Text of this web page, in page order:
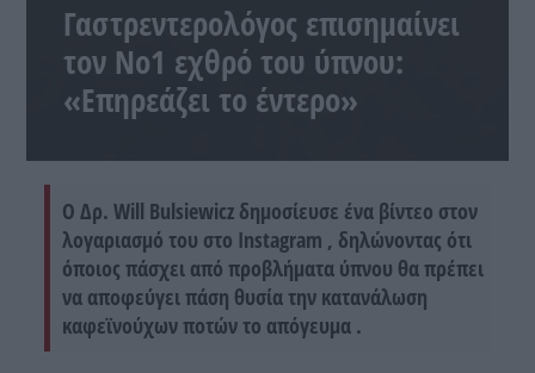
Γαστρεντερολόγος επισημαίνει
τον Νο1 εχθρό του ύπνου:
«Επηρεάζει το έντερο»
Ο Δρ. Will Bulsiewicz δημοσίευσε ένα βίντεο στον
λογαριασμό του στο Instagram , δηλώνοντας ότι
όποιος πάσχει από προβλήματα ύπνου θα πρέπει
να αποφεύγει πάση θυσία την κατανάλωση
καφεϊνούχων ποτών το απόγευμα .